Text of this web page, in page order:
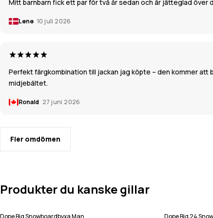
Mitt barnbarn fick ett par för två år sedan och är jätteglad
Lene 10 juli 2026
Perfekt färgkombination till jackan jag köpte – den kommer
midjebältet.
Ronald 27 juni 2026
Fler omdömen
Produkter du kanske gillar
Dope Big Snowboardbyxa Man Dope Big 24